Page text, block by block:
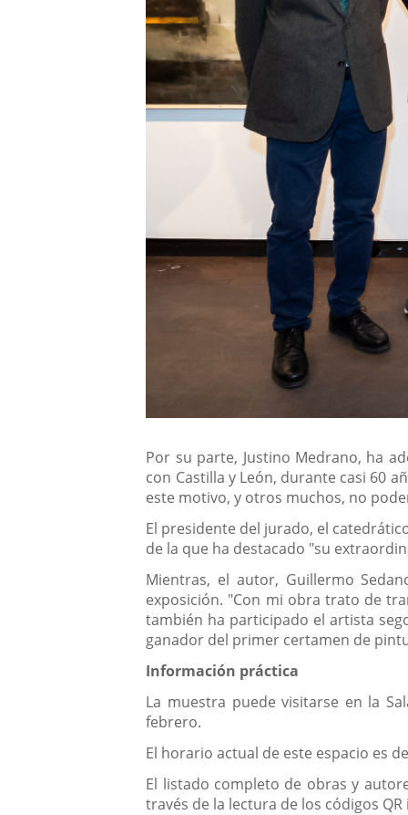
Por su parte, Justino Medrano, ha
con Castilla y León, durante casi 60
este motivo, y otros muchos, no
El presidente del jurado, el
de la que ha destacado "su
Mientras, el autor, Guillermo
exposición. "Con mi obra trato de
también ha participado el artista
ganador del primer certamen de
Información práctica
La muestra puede visitarse en la
febrero.
El horario actual de este espacio es
El listado completo de obras y
través de la lectura de los códigos